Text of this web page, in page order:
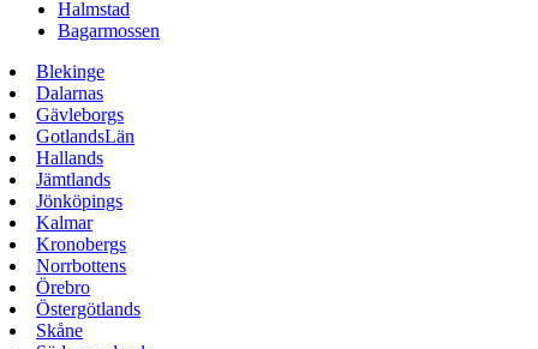
Halmstad
Bagarmossen
Blekinge
Dalarnas
Gävleborgs
GotlandsLän
Hallands
Jämtlands
Jönköpings
Kalmar
Kronobergs
Norrbottens
Örebro
Östergötlands
Skåne